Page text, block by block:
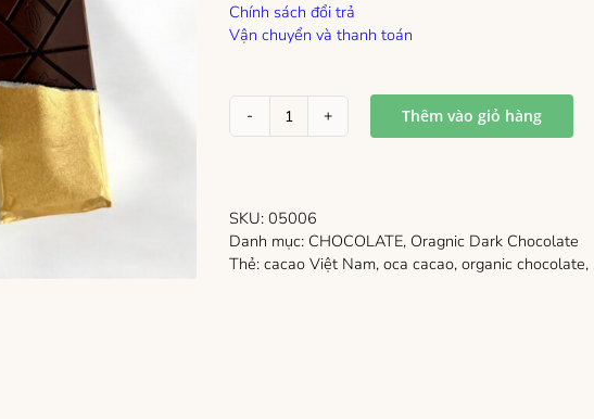
Chính sách đổi trả
Vận chuyển và thanh toán
Socola
nguyên
chất
72%
Thêm vào giỏ hàng
SKU: 05006
Danh mục: CHOCOLATE, Oragnic Dark Chocolate
Thẻ: cacao Việt Nam, oca cacao, organic chocolate,